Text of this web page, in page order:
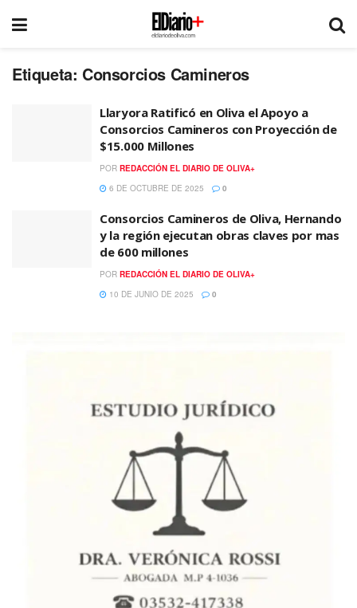
Etiqueta: Consorcios Camineros
Llaryora Ratificó en Oliva el Apoyo a
Consorcios Camineros con Proyección de
$15.000 Millones
POR REDACCIÓN EL DIARIO DE OLIVA+
6 DE OCTUBRE DE 2025
0
Consorcios Camineros de Oliva, Hernando
y la región ejecutan obras claves por mas
de 600 millones
POR REDACCIÓN EL DIARIO DE OLIVA+
10 DE JUNIO DE 2025
0